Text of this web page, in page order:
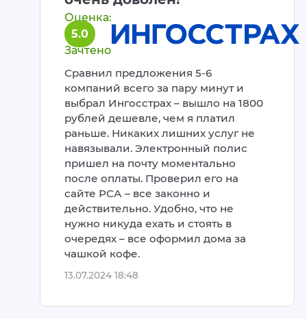
Оценка:
5.0
Зачтено
Сравнил предложения 5-6
компаний всего за пару минут и
выбрал Ингосстрах – вышло на 1800
рублей дешевле, чем я платил
раньше. Никаких лишних услуг не
навязывали. Электронный полис
пришел на почту моментально
после оплаты. Проверил его на
сайте РСА – все законно и
действительно. Удобно, что не
нужно никуда ехать и стоять в
очередях – все оформил дома за
чашкой кофе.
13.07.2024 18:48